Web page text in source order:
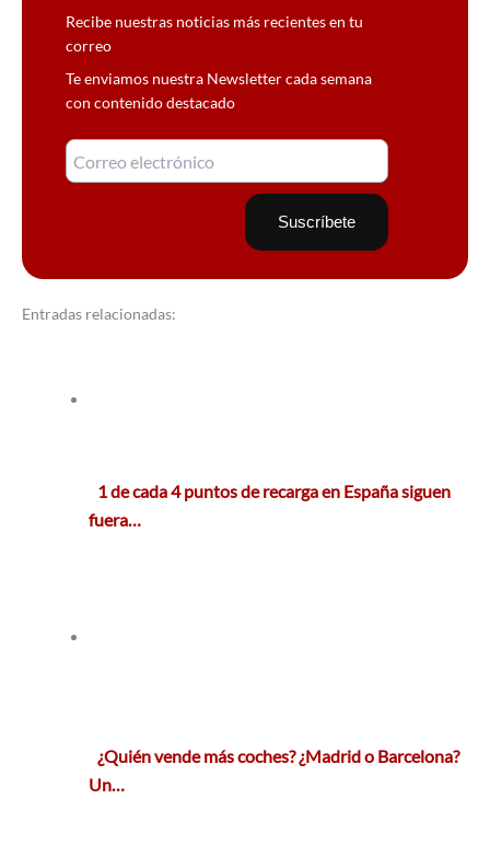
Recibe nuestras noticias más recientes en tu
correo
Te enviamos nuestra Newsletter cada semana
con contenido destacado
Entradas relacionadas:
1 de cada 4 puntos de recarga en España siguen
fuera…
¿Quién vende más coches? ¿Madrid o Barcelona?
Un…